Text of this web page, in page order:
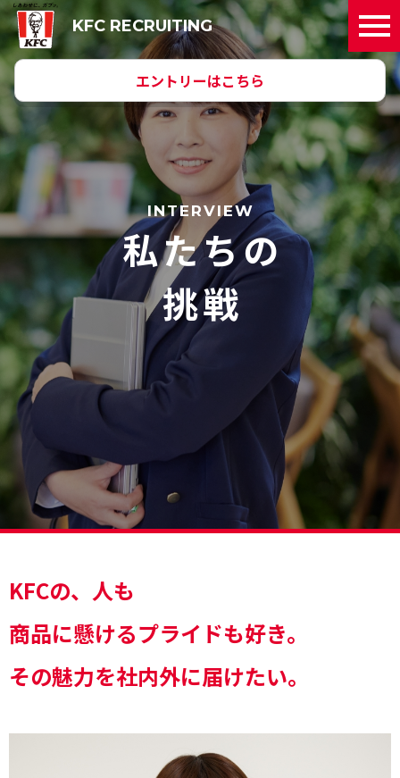
KFC RECRUITING
エントリーはこちら
INTERVIEW
私たちの
挑戦
KFCの、人も
商品に懸けるプライドも好き。
その魅力を社内外に届けたい。